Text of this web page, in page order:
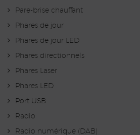
Pare-brise chauffant
Phares de jour
Phares de jour LED
Phares directionnels
Phares Laser
Phares LED
Port USB
Radio
Radio numérique (DAB)